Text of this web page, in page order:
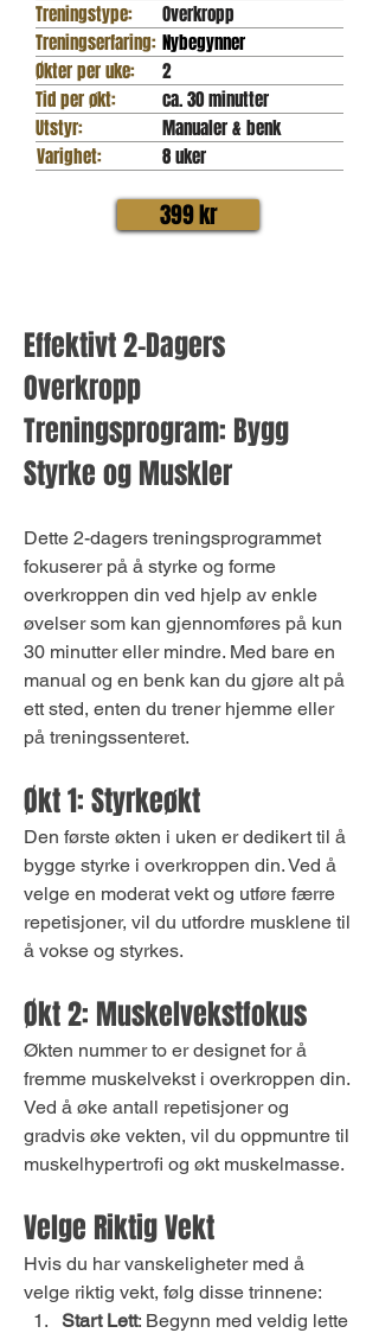
Treningstype:
Overkropp
Treningserfaring: Nybegynner
Økter per uke:
2
Tid per økt:
ca. 30 minutter
Utstyr:
Manualer & benk
Varighet:
8 uker
399 kr
Effektivt 2-Dagers
Overkropp
Treningsprogram: Bygg
Styrke og Muskler
Dette 2-dagers treningsprogrammet
fokuserer på å styrke og forme
overkroppen din ved hjelp av enkle
øvelser som kan gjennomføres på kun
30 minutter eller mindre. Med bare en
manual og en benk kan du gjøre alt på
ett sted, enten du trener hjemme eller
på treningssenteret.
Økt 1: Styrkeøkt
Den første økten i uken er dedikert til å
bygge styrke i overkroppen din. Ved å
velge en moderat vekt og utføre færre
repetisjoner, vil du utfordre musklene til
å vokse og styrkes.
Økt 2: Muskelvekstfokus
Økten nummer to er designet for å
fremme muskelvekst i overkroppen din.
Ved å øke antall repetisjoner og
gradvis øke vekten, vil du oppmuntre til
muskelhypertrofi og økt muskelmasse.
Velge Riktig Vekt
Hvis du har vanskeligheter med å
velge riktig vekt, følg disse trinnene:
Start Lett: Begynn med veldig lette